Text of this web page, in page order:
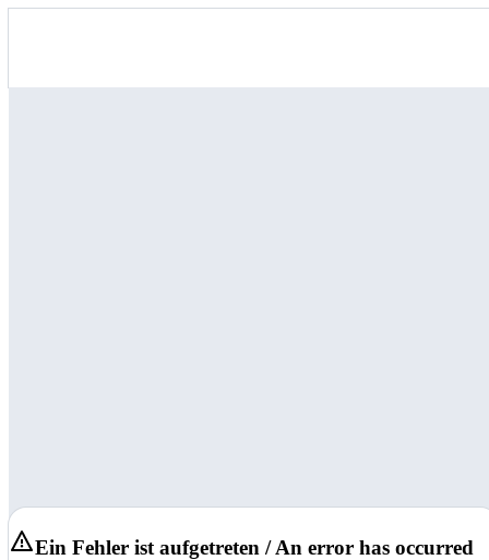
Ein Fehler ist aufgetreten / An error has occurred